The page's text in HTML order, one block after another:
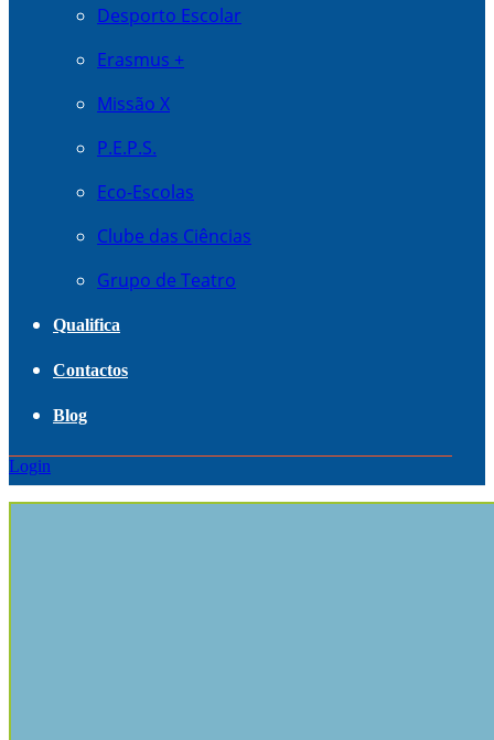
Desporto Escolar
Erasmus +
Missão X
P.E.P.S.
Eco-Escolas
Clube das Ciências
Grupo de Teatro
Qualifica
Contactos
Blog
Login